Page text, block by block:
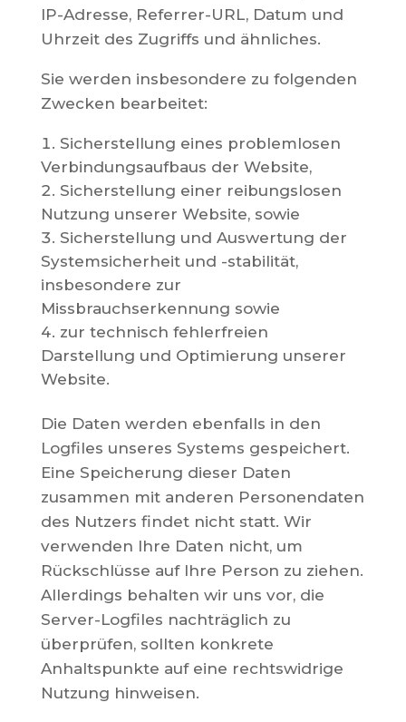
IP-Adresse, Referrer-URL, Datum und
Uhrzeit des Zugriffs und ähnliches.
Sie werden insbesondere zu folgenden
Zwecken bearbeitet:
Sicherstellung eines problemlosen
Verbindungsaufbaus der Website,
Sicherstellung einer reibungslosen
Nutzung unserer Website, sowie
Sicherstellung und Auswertung der
Systemsicherheit und -stabilität,
insbesondere zur
Missbrauchserkennung sowie
zur technisch fehlerfreien
Darstellung und Optimierung unserer
Website.
Die Daten werden ebenfalls in den
Logfiles unseres Systems gespeichert.
Eine Speicherung dieser Daten
zusammen mit anderen Personendaten
des Nutzers findet nicht statt. Wir
verwenden Ihre Daten nicht, um
Rückschlüsse auf Ihre Person zu ziehen.
Allerdings behalten wir uns vor, die
Server-Logfiles nachträglich zu
überprüfen, sollten konkrete
Anhaltspunkte auf eine rechtswidrige
Nutzung hinweisen.